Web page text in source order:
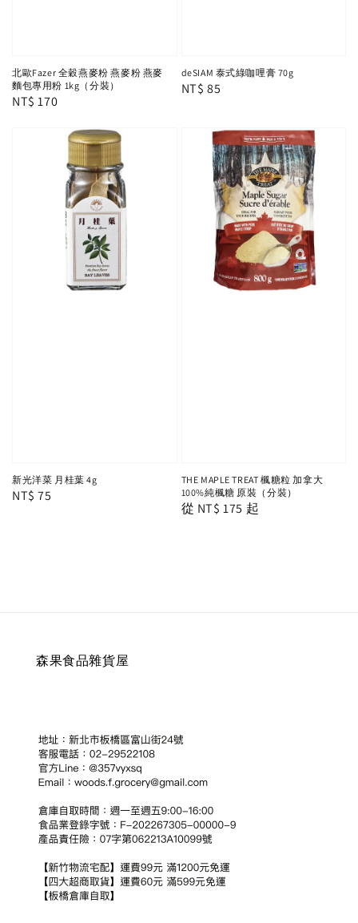
北歐Fazer 全穀燕麥粉 燕麥粉 燕麥
麵包專用粉 1kg（分裝）
Regular
NT$ 170
deSIAM 泰式綠咖哩膏 70g
Regular
NT$ 85
新光洋菜 月桂葉 4g
Regular
NT$ 75
THE MAPLE TREAT 楓糖粒 加拿大
100%純楓糖 原裝（分裝）
Regular
從 NT$ 175 起
森果食品雜貨屋